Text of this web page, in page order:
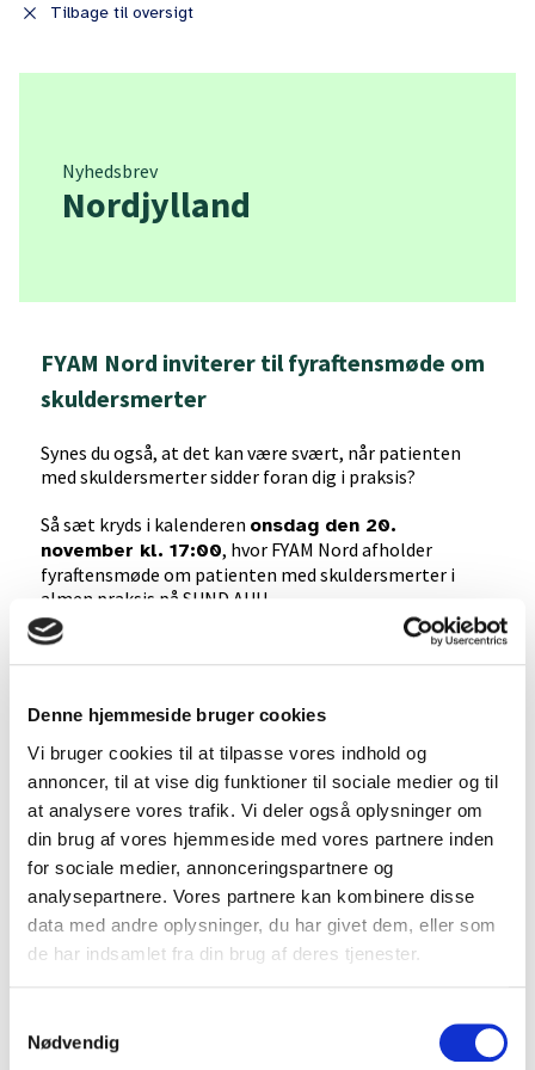
Denne hjemmeside bruger cookies
Vi bruger cookies til at tilpasse vores indhold og
annoncer, til at vise dig funktioner til sociale medier og til
at analysere vores trafik. Vi deler også oplysninger om
din brug af vores hjemmeside med vores partnere inden
for sociale medier, annonceringspartnere og
analysepartnere. Vores partnere kan kombinere disse
data med andre oplysninger, du har givet dem, eller som
de har indsamlet fra din brug af deres tjenester.
Nødvendig
close Tilbage til oversigt
Nyhedsbrev
Nordjylland
FYAM Nord inviterer til fyraftensmøde om
skuldersmerter
Synes du også, at det kan være svært, når patienten
med skuldersmerter sidder foran dig i praksis?
Så sæt kryds i kalenderen onsdag den 20.
november kl. 17:00, hvor FYAM Nord afholder
fyraftensmøde om patienten med skuldersmerter i
almen praksis på SUND AUU.
Der vil være fokus på den objektive undersøgelse, den
diagnostiske tankegang, samt indføring til anlæggelse
sessioner i løbet af mødet.
Undervisningen vil blive varetaget af
privatpraktiserende reumatolog, Jens Lykkegaard
Olesen, som udover at være reumatolog, også er
professor på Forskningsenheden for Almen Praksis i
Aalborg.
Der vil på aftenen blive serveret en sandwich og lidt
forfriskninger.
16:30-17:00:
Ankomst, check-in og sandwich